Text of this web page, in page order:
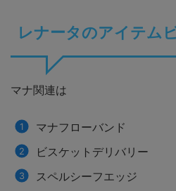
レナータのアイテム
マナ関連は
マナフローバンド
ビスケットデリバリー
スペルシーフエッジ